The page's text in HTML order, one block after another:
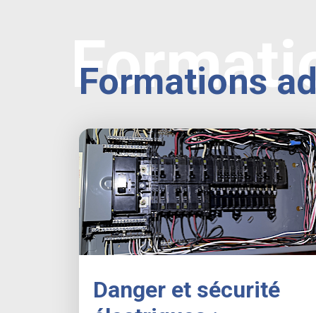
Formations
Danger et sécurité